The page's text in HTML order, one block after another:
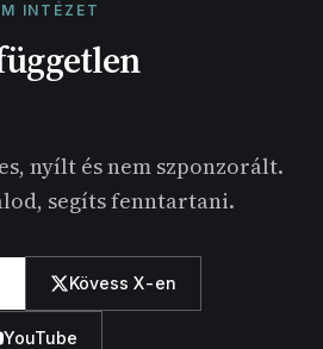
INTÉZET
nyílt és nem szponzorált.
segíts fenntartani.
Kövess X-en
YouTube